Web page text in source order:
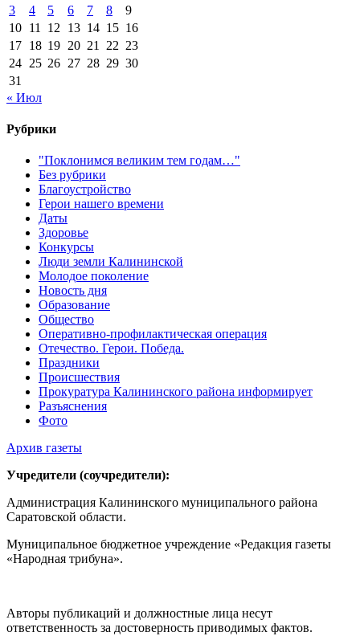
3
4 5 6 7 8
9
10 11 12 13 14 15 16
17 18 19 20 21 22 23
24 25 26 27 28 29 30
31
« Июл
Рубрики
"Поклонимся великим тем годам…"
Без рубрики
Благоустройство
Герои нашего времени
Даты
Здоровье
Конкурсы
Люди земли Калининской
Молодое поколение
Новость дня
Образование
Общество
Оперативно-профилактическая операция
Отечество. Герои. Победа.
Праздники
Происшествия
Прокуратура Калининского района информирует
Разъяснения
Фото
Архив газеты
Учредители (соучредители):
Администрация Калининского муниципального района
Саратовской области.
Муниципальное бюджетное учреждение «Редакция газеты
«Народная трибуна».
Авторы публикаций и должностные лица несут
ответственность за достоверность приводимых фактов.